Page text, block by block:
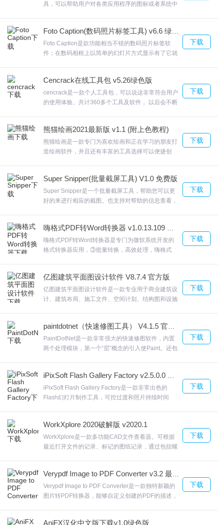
具，可以帮助用户对各类应用程序的图标或者系统中
进去，点击“OK”即可破解成功，以后就可以尽情使用
articons pro 破解版了。欢迎来合众软件园下载体
验。
Foto Caption是款功能相当不错的数码照片标签软
件；在数码相框上以简单的幻灯片方式显示有了它就
操作，欢迎来合众软件园下载体验。
下载
Cencrack在线工具包 v5.26绿色版
cencrack是一款个人工具包，可以说这非常符合用户
的使用体验。共计360多个工具及软件， 以后会不断
众软件园下载体验。
下载
熊猫绘画2021最新版 v1.1 (附上色教程)
熊猫绘画是一款专门为喜欢绘画和正在学习的朋友打
造绘画软件，并且还有丰富的工具选择可以便捷创
参考，避免切换界面连贯创作不中断，欢迎来合众软
件园下载体验。
下载
Super Snipper(批量截屏工具) V1.0 免费版
Super Snipper是一个批量截屏工具，帮助您可以更
好的来进行相应的截图。也支持对帮助的信息查看，
的支持，欢迎来合众软件园下载体验。
下载
嗨格式PDF转Word转换器是专门为微软系统开发的
格式转换器应用，③批量转换，高效处理，嗨格式
转Word转换器③批量转换，高效处理，欢迎来合众
软件园下载体验。
下载
亿图建筑平面图设计软件 V8.7.4 官方版
亿图建筑平面图设计软件是一款专业用于商业建筑设
计、建筑布局、施工文件、空间计划、结构图和设施
这款简单好用的亿图建筑平面图设计软件，有Mac，
Windows和Linux三个版本，可以满足您多方面的制
图需求。欢迎来合众软件园下载体验。
下载
PaintDotNet是一款非常强大的快速修图软件，内置
两个处理模块，第一个“层”概念的引入使Paint。还包
白或深褐色。欢迎来合众软件园下载体验。
下载
iPixSoft Flash Gallery Factory是一款非常出色的
Flash幻灯片制作工具，可控过渡和照片持续时间
轻松的将图片打造成绚丽多彩的Flash幻灯片和Flash
相册等，欢迎来合众软件园下载体验。
下载
WorkXplore 2020破解版 v2020.1
WorkXplore是一款多功能CAD文件查看器。可根据
最近打开文件的记录、标记的图纸记录，通过包括螺
半径的保护，缩进量得到优化，以提高生产率并减少
加工时间。欢迎来合众软件园下载体验。
下载
Verypdf Image to PDF Converter是一款独特新颖的
图片转PDF转换器，能够自定义创建的PDF的描述，
下载
AniFX汉化中文版下载v1.0绿色版